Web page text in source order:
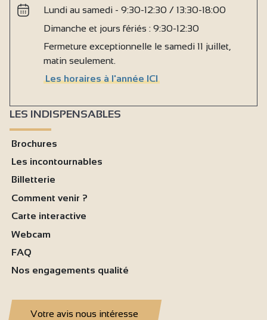
Lundi au samedi - 9:30-12:30 / 13:30-18:00
Dimanche et jours fériés : 9:30-12:30
Fermeture exceptionnelle le samedi 11 juillet,
matin seulement.
Les horaires à l'année ICI
LES INDISPENSABLES
Brochures
Les incontournables
Billetterie
Comment venir ?
Carte interactive
Webcam
FAQ
Nos engagements qualité
Votre avis nous intéresse